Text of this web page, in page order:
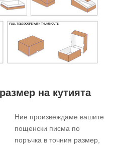
на кутията
Ние произвеждаме вашите
пощенски писма по
поръчка в точния размер,